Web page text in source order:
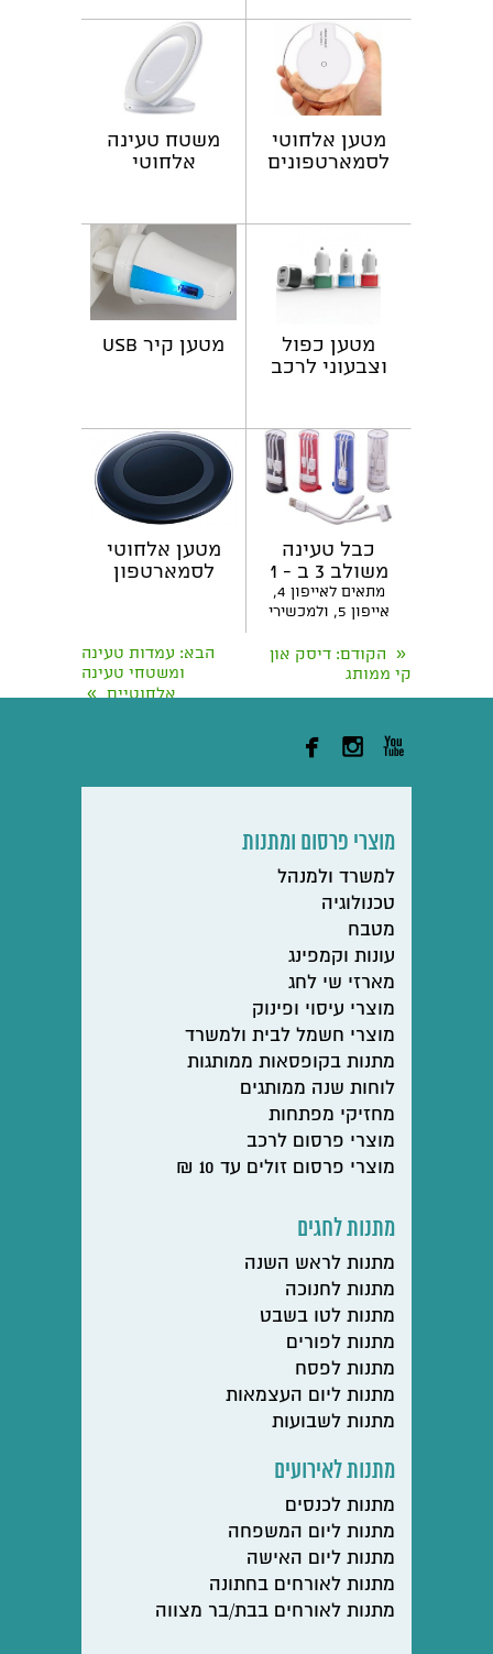
מטען אלחוטי
לסמארטפונים
משטח טעינה
אלחוטי
מטען כפול
וצבעוני לרכב
מטען קיר USB
כבל טעינה
משולב 3 ב - 1
מתאים לאייפון 4,
אייפון 5, ולמכשירי
מטען אלחוטי
לסמארטפון
« הקודם: דיסק און
קי ממותג
הבא: עמדות טעינה
ומשטחי טעינה
אלחוטיים »
  
מוצרי פרסום ומתנות
למשרד ולמנהל
טכנולוגיה
מטבח
עונות וקמפינג
מארזי שי לחג
מוצרי עיסוי ופינוק
מוצרי חשמל לבית ולמשרד
מתנות בקופסאות ממותגות
לוחות שנה ממותגים
מחזיקי מפתחות
מוצרי פרסום לרכב
מוצרי פרסום זולים עד 10 ₪
מתנות לחגים
מתנות לראש השנה
מתנות לחנוכה
מתנות לטו בשבט
מתנות לפורים
מתנות לפסח
מתנות ליום העצמאות
מתנות לשבועות
מתנות לאירועים
מתנות לכנסים
מתנות ליום המשפחה
מתנות ליום האישה
מתנות לאורחים בחתונה
מתנות לאורחים בבת/בר מצווה